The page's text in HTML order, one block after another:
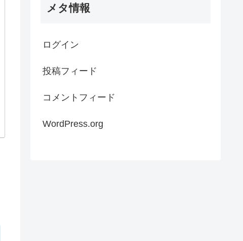
メタ情報
ログイン
投稿フィード
コメントフィード
WordPress.org